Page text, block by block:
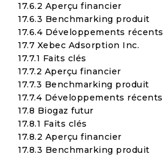
17.6.2 Aperçu financier
17.6.3 Benchmarking produit
17.6.4 Développements récents
17.7 Xebec Adsorption Inc.
17.7.1 Faits clés
17.7.2 Aperçu financier
17.7.3 Benchmarking produit
17.7.4 Développements récents
17.8 Biogaz futur
17.8.1 Faits clés
17.8.2 Aperçu financier
17.8.3 Benchmarking produit